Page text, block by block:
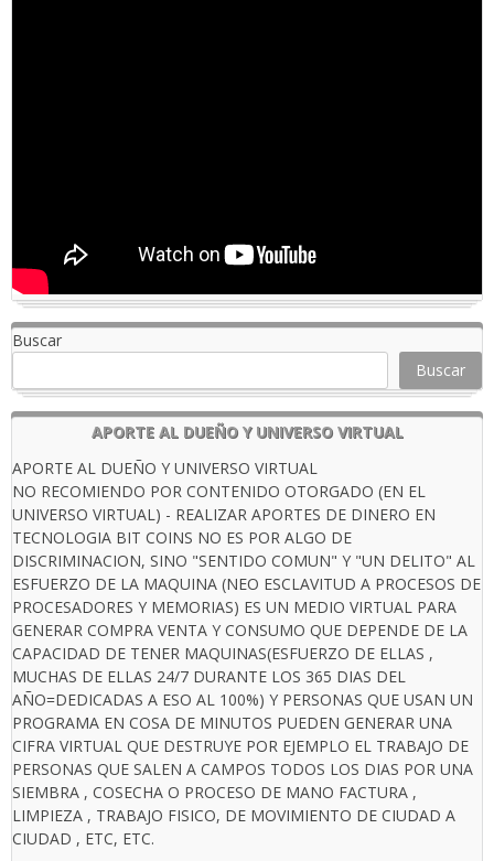
Buscar
Buscar
APORTE AL DUEÑO Y UNIVERSO VIRTUAL
APORTE AL DUEÑO Y UNIVERSO VIRTUAL
NO RECOMIENDO POR CONTENIDO OTORGADO (EN EL
UNIVERSO VIRTUAL) - REALIZAR APORTES DE DINERO EN
TECNOLOGIA BIT COINS NO ES POR ALGO DE
DISCRIMINACION, SINO "SENTIDO COMUN" Y "UN DELITO" AL
ESFUERZO DE LA MAQUINA (NEO ESCLAVITUD A PROCESOS DE
PROCESADORES Y MEMORIAS) ES UN MEDIO VIRTUAL PARA
GENERAR COMPRA VENTA Y CONSUMO QUE DEPENDE DE LA
CAPACIDAD DE TENER MAQUINAS(ESFUERZO DE ELLAS ,
MUCHAS DE ELLAS 24/7 DURANTE LOS 365 DIAS DEL
AÑO=DEDICADAS A ESO AL 100%) Y PERSONAS QUE USAN UN
PROGRAMA EN COSA DE MINUTOS PUEDEN GENERAR UNA
CIFRA VIRTUAL QUE DESTRUYE POR EJEMPLO EL TRABAJO DE
PERSONAS QUE SALEN A CAMPOS TODOS LOS DIAS POR UNA
SIEMBRA , COSECHA O PROCESO DE MANO FACTURA ,
LIMPIEZA , TRABAJO FISICO, DE MOVIMIENTO DE CIUDAD A
CIUDAD , ETC, ETC.